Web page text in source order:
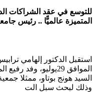
للتوسع في عقد الشراكات
المتميزة عالميًّا .. رئيس
استقبل الدكتور إلهامي
الموافق 29يوليو،
السيد هونج بوتاو، ممثلا
وذلك لبحث سبل الت